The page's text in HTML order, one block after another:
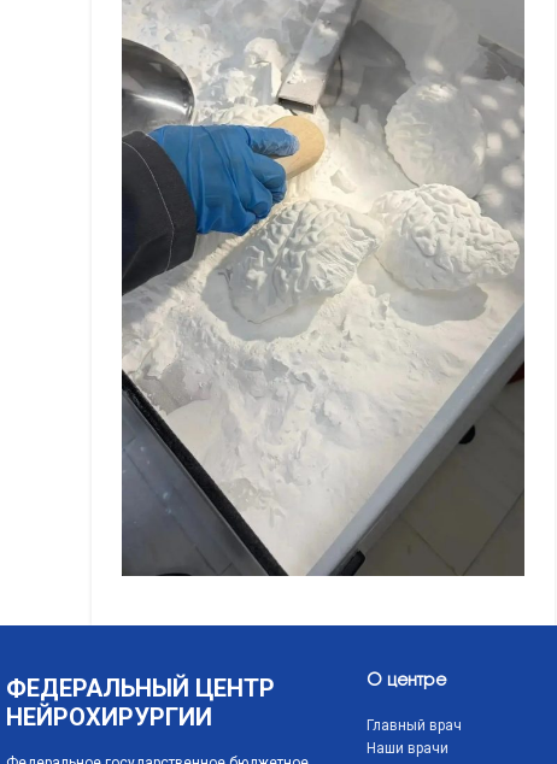
ФЕДЕРАЛЬНЫЙ ЦЕНТР
НЕЙРОХИРУРГИИ
О центре
Главный врач
Наши врачи